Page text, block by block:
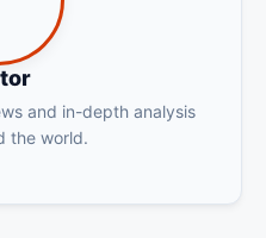
and in-depth analysis
the world.